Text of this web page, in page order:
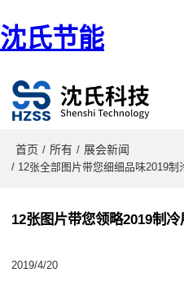
沈氏节能
首页 / 所有 / 展会新闻
/ 12张全部图片带您细细品味2019制
12张图片带您领略2019制
2019/4/20